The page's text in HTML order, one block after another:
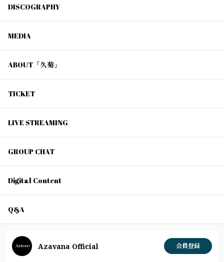
DISCOGRAPHY
MEDIA
ABOUT「久菊」
TICKET
LIVE STREAMING
GROUP CHAT
Digital Content
Q&A
Azavana Official 会員登録